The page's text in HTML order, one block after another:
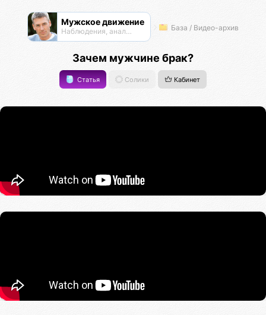
Мужское движение
Наблюдения, анализ, обсуждения База / Видео-архив
Зачем мужчине брак?
Статья Солики Кабинет